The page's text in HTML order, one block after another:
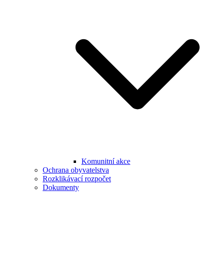
Komunitní akce
Ochrana obyvatelstva
Rozklikávací rozpočet
Dokumenty